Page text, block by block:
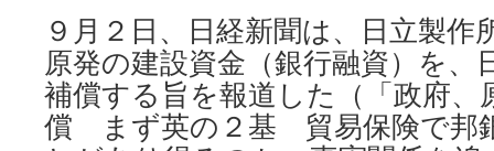
９月２日、日経新聞は、日立製作
原発の建設資金（銀行融資）を、
補償する旨を報道した（「政府、
償 まず英の２基 貿易保険で邦